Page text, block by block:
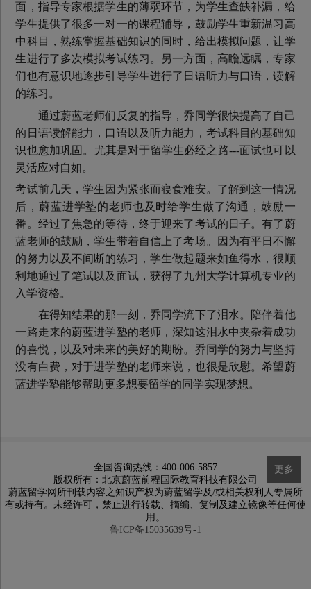
面，指导专家根据学生的薄弱环节，为学生查缺补漏，给
学生提供了很多一对一的课程辅导，鼓励学生重新温习高
中科目，熟练掌握基础知识的同时，给出模拟问题，让学
生进行了多次模拟考试练习。另一方面，高瞻远瞩，专家
们也有意识地逐步引导学生进行了日语听力与口语，读解
的练习。
通过蔚蓝老师们反复的指导，乔同学很快提高了自己
的日语读解能力，口语以及听力能力，考试科目的基础知
识也愈加巩固。尤其是对于留学生必经之路---面试也可以
灵活应对自如。
考试前几天，学生因为紧张而寝食难安。了解到这一情况
后，蔚蓝进学塾的老师也及时给学生做了沟通，鼓励一
番。经过了焦急的等待，终于迎来了考试的日子。有了蔚
蓝老师的鼓励，学生带着自信上了考场。因为有平日不懈
的努力以及不间断的练习，学生做起题来如鱼得水，很顺
利地通过了笔试以及面试，获得了九州大学计算机专业的
入学资格。
在得知结果的那一刻，乔同学流下了泪水。陪伴着他
一路走来的蔚蓝进学塾的老师，深知这泪水中夹杂着成功
的喜悦，以及对未来的美好的期盼。乔同学的努力与坚持
没有白费，对于进学塾的老师来说，也很是欣慰。希望蔚
蓝进学塾能够帮助更多想要留学的同学实现梦想。
更多
全国咨询热线：400-006-5857
版权所有：北京蔚蓝前程国际教育科技有限公司
蔚蓝留学网所刊载内容之知识产权为蔚蓝留学及/或相关权利人专属所
有或持有。未经许可，禁止进行转载、摘编、复制及建立镜像等任何使
用。
鲁ICP备15035639号-1